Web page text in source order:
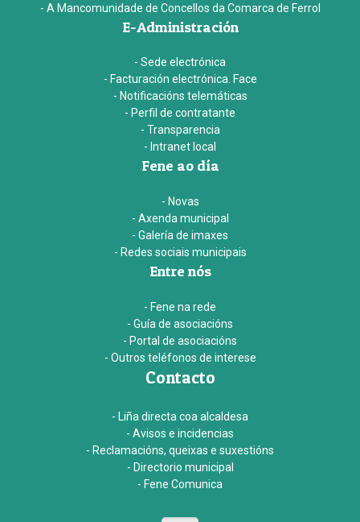
- A Mancomunidade de Concellos da Comarca de Ferrol
E-Administración
- Sede electrónica
- Facturación electrónica. Face
- Notificacións telemáticas
- Perfil de contratante
- Transparencia
- Intranet local
Fene ao día
- Novas
- Axenda municipal
- Galería de imaxes
- Redes sociais municipais
Entre nós
- Fene na rede
- Guía de asociacións
- Portal de asociacións
- Outros teléfonos de interese
Contacto
- Liña directa coa alcaldesa
- Avisos e incidencias
- Reclamacións, queixas e suxestións
- Directorio municipal
- Fene Comunica